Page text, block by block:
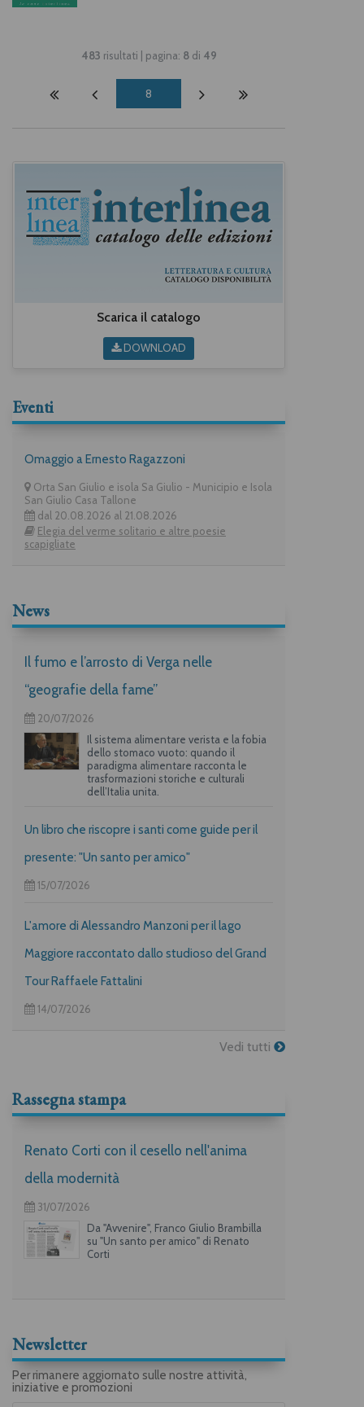
483 risultati | pagina: 8di 49
8
Scarica il catalogo
DOWNLOAD
Eventi
Omaggio a Ernesto Ragazzoni
Orta San Giulio e isola Sa Giulio - Municipio e Isola
San Giulio Casa Tallone
dal 20.08.2026 al 21.08.2026
Elegia del verme solitario e altre poesie
scapigliate
News
Il fumo e l’arrosto di Verga nelle
“geografie della fame”
20/07/2026
Il sistema alimentare verista e la fobia
dello stomaco vuoto: quando il
paradigma alimentare racconta le
trasformazioni storiche e culturali
dell’Italia unita.
Un libro che riscopre i santi come guide per il
presente: "Un santo per amico"
15/07/2026
L'amore di Alessandro Manzoni per il lago
Maggiore raccontato dallo studioso del Grand
Tour Raffaele Fattalini
14/07/2026
Vedi tutti
Rassegna stampa
Renato Corti con il cesello nell'anima
della modernità
31/07/2026
Da "Avvenire", Franco Giulio Brambilla
su "Un santo per amico" di Renato
Corti
Newsletter
Per rimanere aggiornato sulle nostre attività,
iniziative e promozioni